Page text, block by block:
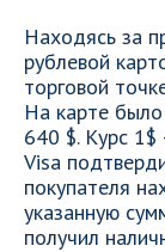
Находясь за
рублевой
торговой
На карте
640 $. Курс
Visa
покупателя
указанную
получил